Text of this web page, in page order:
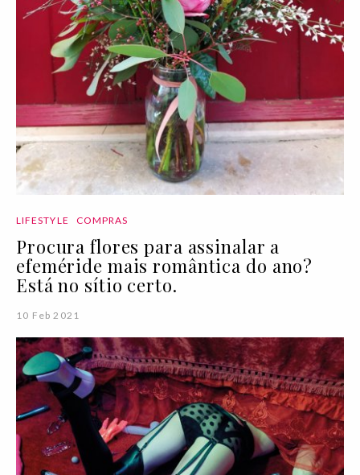
LIFESTYLE COMPRAS
Procura flores para assinalar a
efeméride mais romântica do ano?
Está no sítio certo.
10 Feb 2021